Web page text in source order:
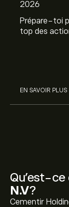
Qu’est-ce
N.V?
Cementir
2026
Prépare-toi
top des
EN SAVOIR PLUS